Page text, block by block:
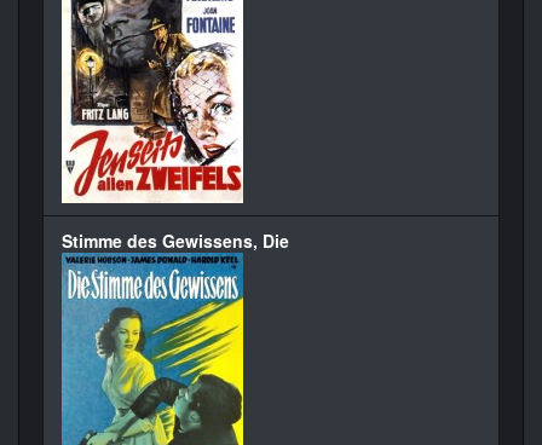
Stimme des Gewissens, Die